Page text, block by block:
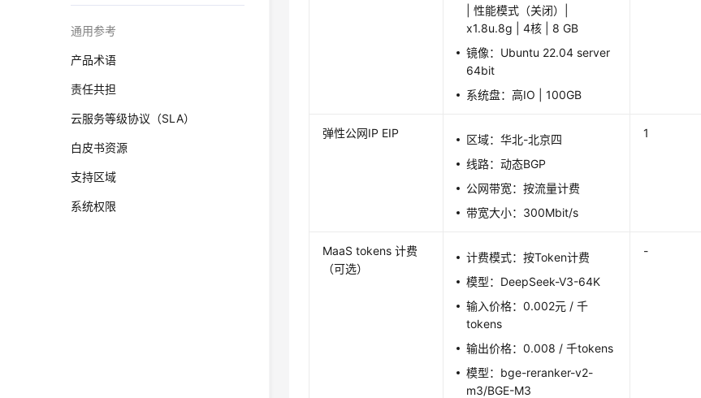
通用参考
产品术语
责任共担
云服务等级协议（SLA）
白皮书资源
支持区域
系统权限
| 性能模式（关闭）|
x1.8u.8g | 4核 | 8 GB
镜像：Ubuntu 22.04 server
64bit
系统盘：高IO | 100GB
弹性公网IP EIP
区域：华北-北京四
线路：动态BGP
公网带宽：按流量计费
带宽大小：300Mbit/s
1
MaaS tokens 计费
（可选）
计费模式：按Token计费
模型： DeepSeek-V3-64K
输入价格：0.002元 / 千
tokens
输出价格：0.008 / 千tokens
模型：bge-reranker-v2-
m3/BGE-M3
-